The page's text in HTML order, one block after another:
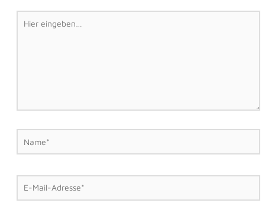
Hier
eingeben…
Name*
E-
Mail-
Adresse*